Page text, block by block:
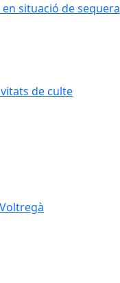
situació de sequera
de culte